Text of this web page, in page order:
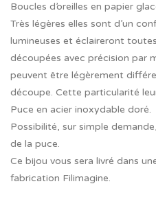
Boucles d’oreilles en papier
Très légères elles sont d’un
lumineuses et éclaireront
découpées avec précision par
peuvent être légèrement
découpe. Cette particularité
Puce en acier inoxydable doré.
Possibilité, sur simple
de la puce.
Ce bijou vous sera livré dans
fabrication Filimagine.